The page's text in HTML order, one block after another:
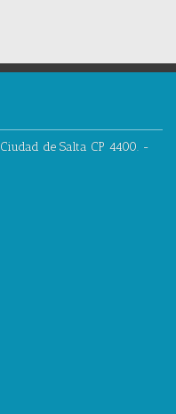
Ciudad de Salta CP 4400. -